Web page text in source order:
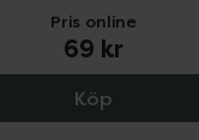
Pris online
69 kr
Köp